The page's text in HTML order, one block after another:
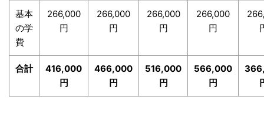
基本
の学
費
266,000
円
266,000
円
266,000
円
266,000
円
合計
416,000
円
466,000
円
516,000
円
566,000
円